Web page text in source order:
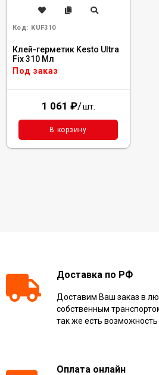
Код: KUF310
Клей-герметик Kesto Ultra
Fix 310 Мл
Под заказ
1 061 ₽/шт.
В корзину
Доставка по РФ
Доставим Ваш заказ в
собственным
так же есть
Оплата онлайн